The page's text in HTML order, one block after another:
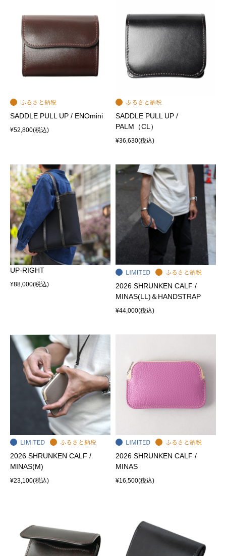
SADDLE PULL UP / ENOmini
¥52,800(税込)
SADDLE PULL UP /
PALM（CL）
¥36,630(税込)
UP-RIGHT
¥88,000(税込)
2026 SHRUNKEN CALF /
MINAS(LL)＆HANDSTRAP
¥44,000(税込)
2026 SHRUNKEN CALF /
MINAS(M)
¥23,100(税込)
2026 SHRUNKEN CALF /
MINAS
¥16,500(税込)